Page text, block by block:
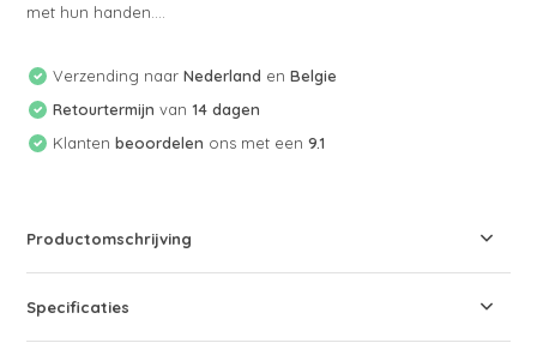
met hun handen....
Verzending naarNederland enBelgie
Retourtermijn van 14 dagen
Klantenbeoordelen ons met een9.1
Productomschrijving
Specificaties